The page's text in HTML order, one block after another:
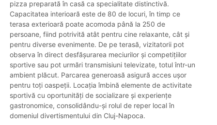
pizza preparată în casă ca specialitate distinctivă.
Capacitatea interioară este de 80 de locuri, în timp ce
terasa exterioară poate acomoda până la 250 de
persoane, fiind potrivită atât pentru cine relaxante, cât și
pentru diverse evenimente. De pe terasă, vizitatorii pot
observa în direct desfășurarea meciurilor și competițiilor
sportive sau pot urmări transmisiuni televizate, totul într-un
ambient plăcut. Parcarea generoasă asigură acces ușor
pentru toți oaspeții. Locația îmbină elemente de activitate
sportivă cu oportunități de socializare și experiențe
gastronomice, consolidându-și rolul de reper local în
domeniul divertismentului din Cluj-Napoca.